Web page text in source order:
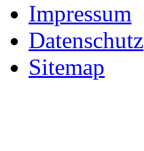
Impressum
Datenschutz
Sitemap